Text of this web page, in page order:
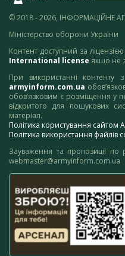
© 2018 - 2026, ІНФОРМАЦІЙНЕ
Міністерство оборони України
Контент доступний за ліцензією
International license якщо не
При використанні контенту
armyinform.com.ua
обов’язковим є розміщення у
відкритого для пошукових
матеріал.
Політика користування сайтом
Політика використання файлів
Зауваження та пропозиції по
webmaster@armyinform.com.ua